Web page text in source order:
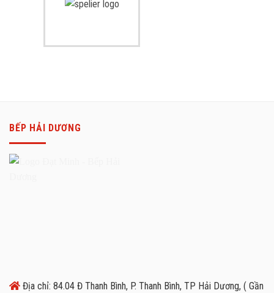
BẾP HẢI DƯƠNG
Địa chỉ: 84.04 Đ Thanh Bình, P. Thanh Bình, TP Hải Dương, ( Gần